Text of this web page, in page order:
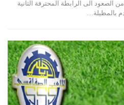
الى الرابطة المحترفة الثانية
بالمظيلة…